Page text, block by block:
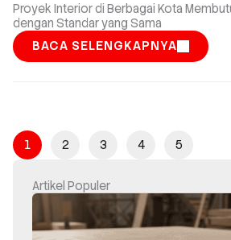
Proyek Interior di Berbagai Kota
dengan Standar yang Sama
BACA SELENGKAPNYA
1 2 3 4 5
Artikel Populer